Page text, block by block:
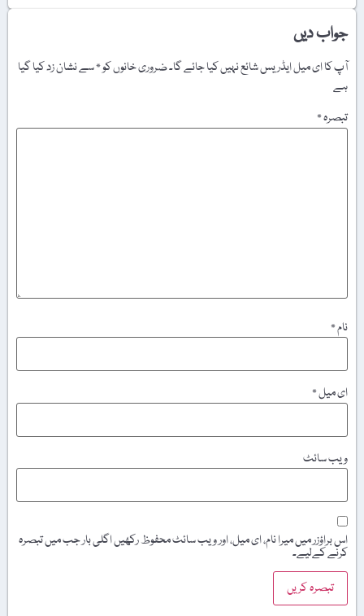
جواب دیں
آپ کا ای میل ایڈریس شائع نہیں کیا جائے گا۔ضروری خانوں کو*سے نشان زد کیا گیا
ہے
تبصرہ*
نام*
ای میل*
ویب‌ سائٹ
اس براؤزر میں میرا نام، ای میل، اور ویب سائٹ محفوظ رکھیں اگلی بار جب میں تبصرہ
کرنے کےلیے۔